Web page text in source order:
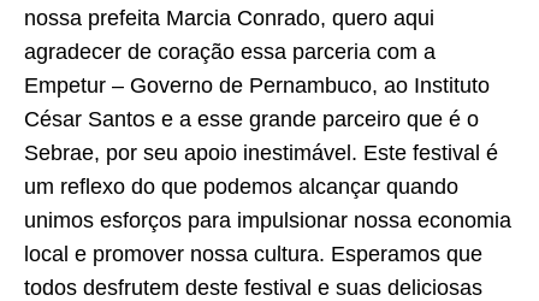
nossa prefeita Marcia Conrado, quero aqui
agradecer de coração essa parceria com a
Empetur – Governo de Pernambuco, ao Instituto
César Santos e a esse grande parceiro que é o
Sebrae, por seu apoio inestimável. Este festival é
um reflexo do que podemos alcançar quando
unimos esforços para impulsionar nossa economia
local e promover nossa cultura. Esperamos que
todos desfrutem deste festival e suas deliciosas